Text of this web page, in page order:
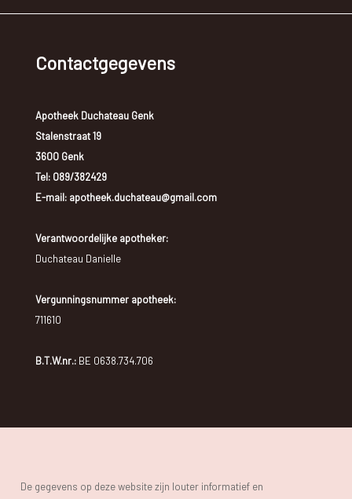
Contactgegevens
Apotheek Duchateau Genk
Stalenstraat 19
3600 Genk
Tel: 089/382429
E-mail: apotheek.duchateau@gmail.com
Verantwoordelijke apotheker:
Duchateau Danielle
Vergunningsnummer apotheek:
711610
B.T.W.nr.:BE 0638.734.706
De gegevens op deze website zijn louter informatief en